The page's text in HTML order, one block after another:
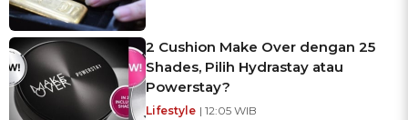
2 Cushion Make Over dengan 25
Shades, Pilih Hydrastay atau
Powerstay?
Lifestyle | 12:05 WIB